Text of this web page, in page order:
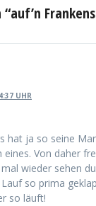
UHR
hat ja so seine
eines. Von daher
wieder sehen
so prima
so läuft!